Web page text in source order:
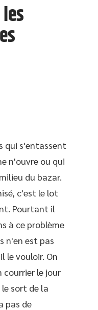
qui s'entassent
n'ouvre ou qui
du bazar.
c'est le lot
Pourtant il
à ce problème
n'en est pas
le vouloir. On
courrier le jour
sort de la
pas de